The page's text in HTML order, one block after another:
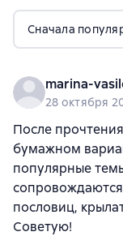
Сначала
marina-
28 октября
После
бумажном
популярные
пословиц,
Советую!